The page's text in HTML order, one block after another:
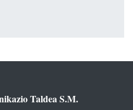
Taldea S.M.